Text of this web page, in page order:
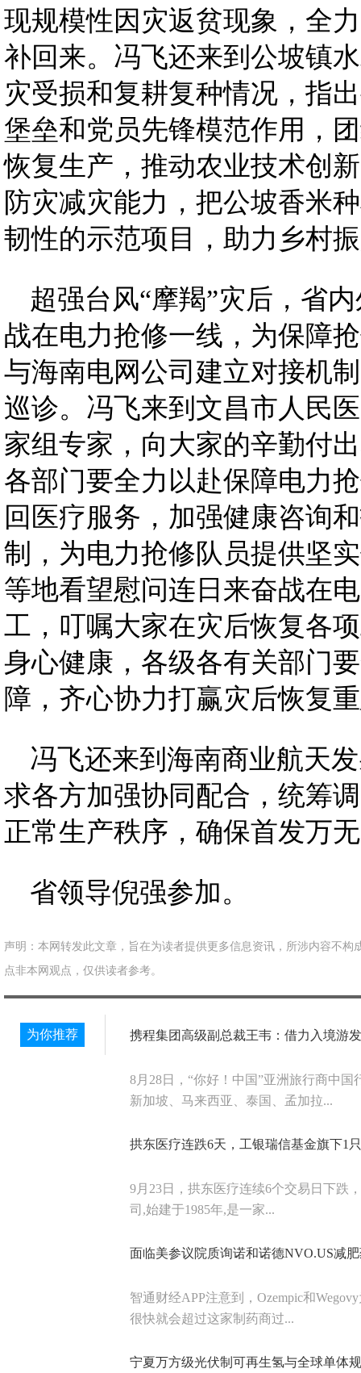
现规模性因灾返贫现象，全
补回来。冯飞还来到公坡镇
灾受损和复耕复种情况，指
堡垒和党员先锋模范作用，
恢复生产，推动农业技术创
防灾减灾能力，把公坡香米
韧性的示范项目，助力乡村
超强台风“摩羯”灾后，省
战在电力抢修一线，为保障
与海南电网公司建立对接机
巡诊。冯飞来到文昌市人民
家组专家，向大家的辛勤付
各部门要全力以赴保障电力
回医疗服务，加强健康咨询
制，为电力抢修队员提供坚
等地看望慰问连日来奋战在
工，叮嘱大家在灾后恢复各
身心健康，各级各有关部门
障，齐心协力打赢灾后恢复
冯飞还来到海南商业航天
求各方加强协同配合，统筹
正常生产秩序，确保首发万
省领导倪强参加。
声明：本网转发此文章，旨在为读者提供更多信息资讯，所涉内容不
点非本网观点，仅供读者参考。
为你推荐 携程集团高级副总裁王韦：借力入境游
8月28日，“你好！中国”亚洲旅行商中
新加坡、马来西亚、泰国、孟加拉...
拱东医疗连跌6天，工银瑞信基金旗下1
9月23日，拱东医疗连续6个交易日下跌
司,始建于1985年,是一家...
面临美参议院质询诺和诺德NVO.US减
智通财经APP注意到，Ozempic和
很快就会超过这家制药商过...
宁夏万方级光伏制可再生氢与全球单体